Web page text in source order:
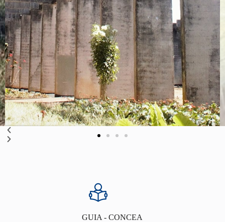
GUIA - CONCEA